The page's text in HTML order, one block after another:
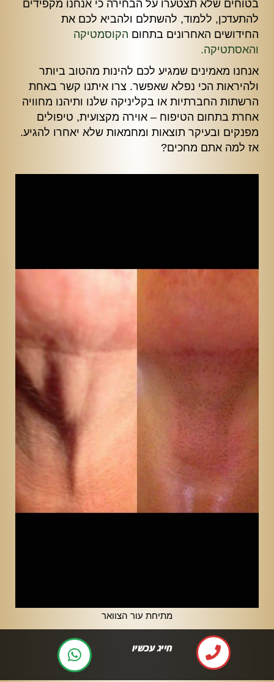
בטוחים שלא תצטערו על הבחירה כי אנחנו מקפידים
להתעדכן, ללמוד, להשתלם ולהביא לכם את
החידושים האחרונים בתחום הקוסמטיקה
והאסתטיקה.
אנחנו מאמינים שמגיע לכם להינות מהטוב ביותר
ולהיראות הכי נפלא שאפשר. צרו איתנו קשר באחת
הרשתות החברתיות או בקליניקה שלנו ותיהנו מחוויה
אחרת בתחום הטיפוח – אוירה מקצועית, טיפולים
מפנקים ובעיקר תוצאות ומחמאות שלא יאחרו להגיע.
אז למה אתם מחכים?
מתיחת עור הצוואר
וואצפ מהיר